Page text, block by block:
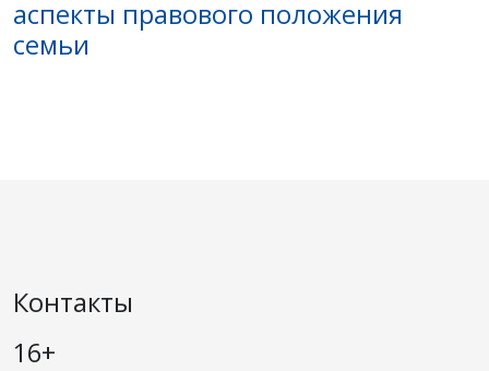
аспекты правового положения
семьи
Контакты
16+